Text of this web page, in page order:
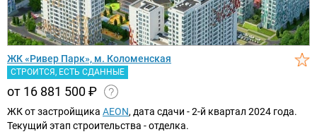
ЖК «Ривер Парк», м. Коломенская
СТРОИТСЯ, ЕСТЬ СДАННЫЕ
от 16 881 500₽
ЖК от застройщика AEON, дата сдачи - 2-й квартал 2024 года.
Текущий этап строительства - отделка.